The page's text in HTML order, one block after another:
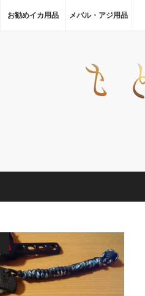
お勧めイカ用品 メバル・アジ用品